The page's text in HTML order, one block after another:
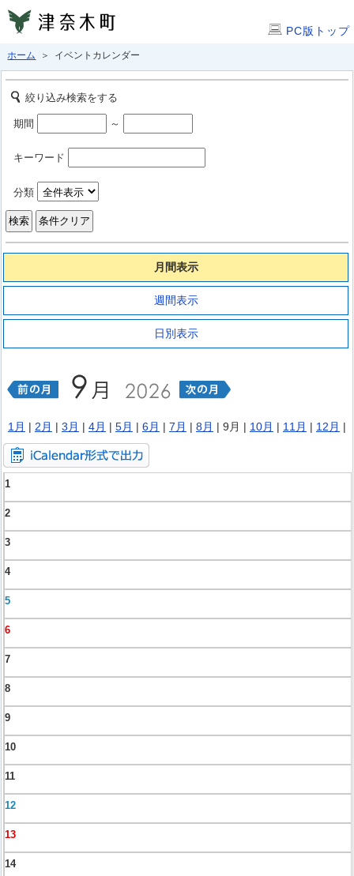
PC版トップ
ホーム ＞ イベントカレンダー
絞り込み検索をする
期間 ～
キーワード
分類
月間表示
週間表示
日別表示
1月 | 2月 | 3月 | 4月 | 5月 | 6月 | 7月 | 8月 | 9月 | 10月 | 11月 | 12月 |
1
2
3
4
5
6
7
8
9
10
11
12
13
14